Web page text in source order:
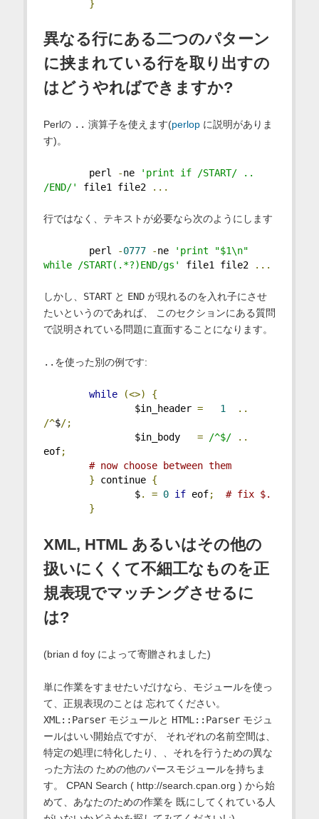
}
異なる行にある二つのパターン
に挟まれている行を取り出すの
はどうやればできますか?
Perlの .. 演算子を使えます(perlopに説明がありま
す)。
perl -ne
'print if /START/ ..
/END/'
file1 file2 ...
行ではなく、テキストが必要なら次のようにします
perl -0777 -ne
'print "$1\n"
while /START(.*?)END/gs'
file1 file2 ...
しかし、 STARTと ENDが現れるのを入れ子にさせ
たいというのであれば、 このセクションにある質問
で説明されている問題に直面することになります。
.. を使った別の例です:
while (<>)
{
$in_header = 1
..
/^$/;
$in_body = /^$/
..
eof;
# now choose between them
} continue {
$. = 0 if eof;
# fix $.
}
XML, HTML あるいはその他の
扱いにくくて不細工なものを正
規表現でマッチングさせるに
は?
(brian d foy によって寄贈されました)
単に作業をすませたいだけなら、モジュールを使っ
て、正規表現のことは 忘れてください。
XML::Parserモジュールと HTML::Parserモジュ
ールはいい開始点ですが、 それぞれの名前空間は、
特定の処理に特化したり、、それを行うための異な
った方法の ための他のパースモジュールを持ちま
す。 CPAN Search ( http://search.cpan.org ) から始
めて、あなたのための作業を 既にしてくれている人